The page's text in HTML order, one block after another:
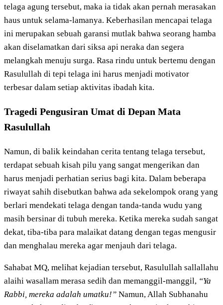
telaga agung tersebut, maka ia tidak akan pernah merasakan
haus untuk selama-lamanya. Keberhasilan mencapai telaga
ini merupakan sebuah garansi mutlak bahwa seorang hamba
akan diselamatkan dari siksa api neraka dan segera
melangkah menuju surga. Rasa rindu untuk bertemu dengan
Rasulullah di tepi telaga ini harus menjadi motivator
terbesar dalam setiap aktivitas ibadah kita.
Tragedi Pengusiran Umat di Depan Mata
Rasulullah
Namun, di balik keindahan cerita tentang telaga tersebut,
terdapat sebuah kisah pilu yang sangat mengerikan dan
harus menjadi perhatian serius bagi kita. Dalam beberapa
riwayat sahih disebutkan bahwa ada sekelompok orang yang
berlari mendekati telaga dengan tanda-tanda wudu yang
masih bersinar di tubuh mereka. Ketika mereka sudah sangat
dekat, tiba-tiba para malaikat datang dengan tegas mengusir
dan menghalau mereka agar menjauh dari telaga.
Sahabat MQ, melihat kejadian tersebut, Rasulullah sallallahu
alaihi wasallam merasa sedih dan memanggil-manggil, “Ya
Rabbi, mereka adalah umatku!” Namun, Allah Subhanahu